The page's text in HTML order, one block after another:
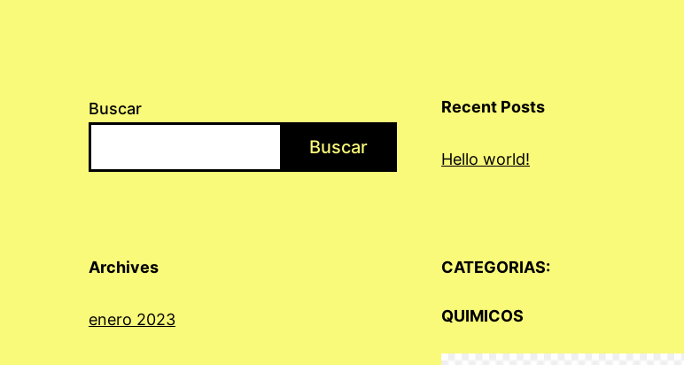
Buscar
Buscar
Recent Posts
Hello world!
Archives
enero 2023
CATEGORIAS:
QUIMICOS